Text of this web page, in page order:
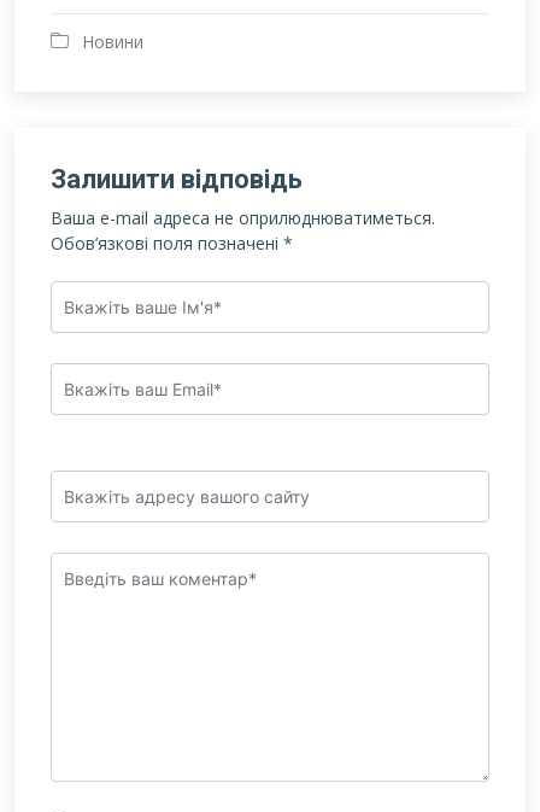
Новини
Залишити відповідь
Ваша e-mail адреса не оприлюднюватиметься.
Обов’язкові поля позначені *